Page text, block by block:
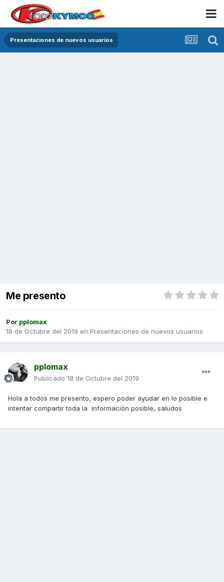
Presentaciones de nuevos usuarios
Me presento
Por pplomax
18 de Octubre del 2019 en Presentaciones de nuevos usuarios
pplomax
Publicado 18 de Octubre del 2019
Hola a todos me presento, espero poder ayudar en lo posible e
intentar compartir toda la información posible, saludos